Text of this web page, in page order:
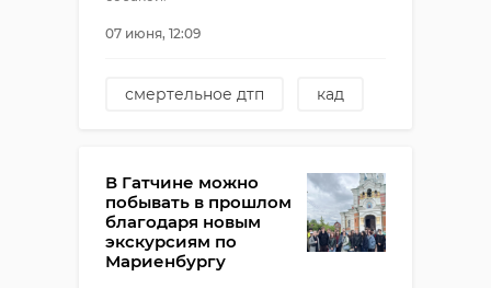
07 июня, 12:09
смертельное дтп
кад
В Гатчине можно
побывать в прошлом
благодаря новым
экскурсиям по
Мариенбургу